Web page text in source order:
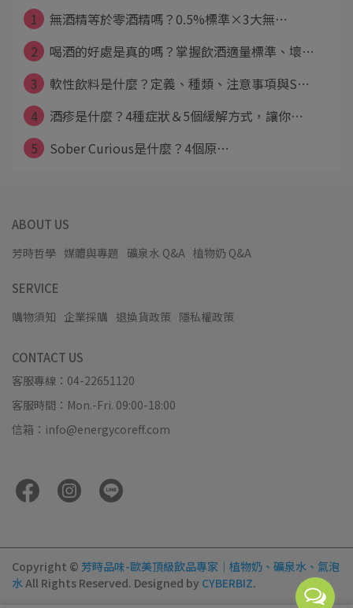
1
無酒精等於零酒精嗎？0.5%標準×3大無⋯
2
喝酒的好處是真的嗎？掌握飲酒適量標準、壞⋯
3
軟性飲料是什麼？定義、種類、注意事項與S⋯
4
酒疹是什麼？4種症狀＆5個緩解方式，讓你⋯
5
Sober Curious是什麼？4個原⋯
ABOUT US
芳時哲學 媒體與專題 礦泉水 Q&A 植物奶 Q&A
SERVICE
購物須知 企業採購 退換貨政策 隱私權政策
CONTACT US
客服專線：04-22651120
客服時間：Mon.-Fri. 09:00-18:00
信箱：info@energycoreff.com
Copyright © 芳時品味-歐美頂級飲品專家｜植物奶、礦泉水、氣泡
水All Rights Reserved. Designed by CYBERBIZ.